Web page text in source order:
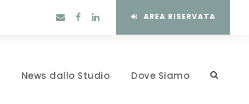
AREA RISERVATA
News dallo Studio Dove Siamo